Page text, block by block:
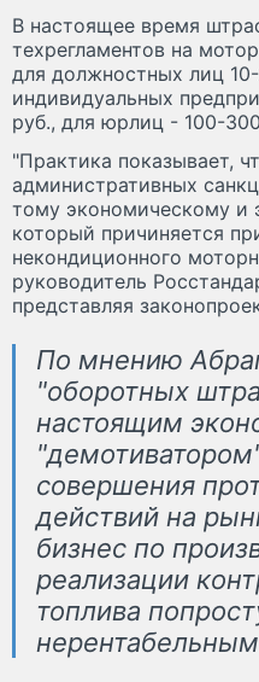
В настоящее время
техрегламентов на
для должностных лиц
индивидуальных
руб., для юрлиц - 100-
"Практика показывает,
административных
тому экономическому и
который причиняется
некондиционного
руководитель
представляя
По мнению
"оборотных
настоящим
совершения
действий на
бизнес по
реализации
топлива